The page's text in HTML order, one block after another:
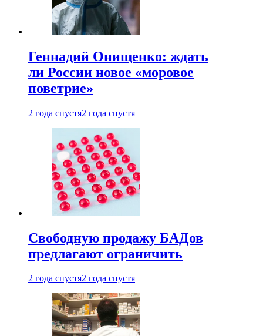
Геннадий Онищенко: ждать
ли России новое «моровое
поветрие»
2 года спустя2 года спустя
Свободную продажу БАДов
предлагают ограничить
2 года спустя2 года спустя